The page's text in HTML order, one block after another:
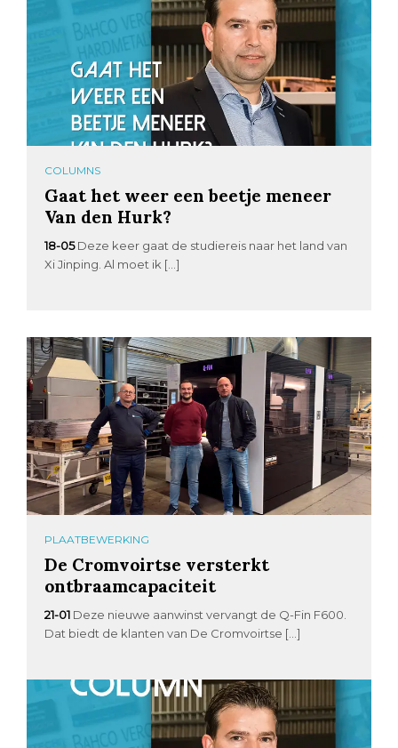
COLUMNS
Gaat het weer een beetje meneer
Van den Hurk?
18-05 Deze keer gaat de studiereis naar het land van
Xi Jinping. Al moet ik […]
PLAATBEWERKING
De Cromvoirtse versterkt
ontbraamcapaciteit
21-01 Deze nieuwe aanwinst vervangt de Q-Fin F600.
Dat biedt de klanten van De Cromvoirtse […]